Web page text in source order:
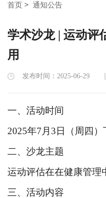
首页 > 通知公告
学术沙龙 | 运动评
用
发布时间：2025-06-29
一、活动时间
2025年7月3日（周四）
二、沙龙主题
运动评估在在健康管理
三、活动内容